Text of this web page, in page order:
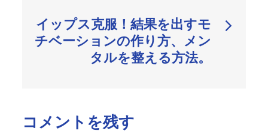
ゲ
ー
シ
イップス克服！結果を出すモ
チベーションの作り方、メン
タルを整える方法。
コメントを残す